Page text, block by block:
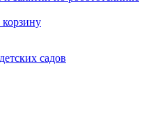
садов